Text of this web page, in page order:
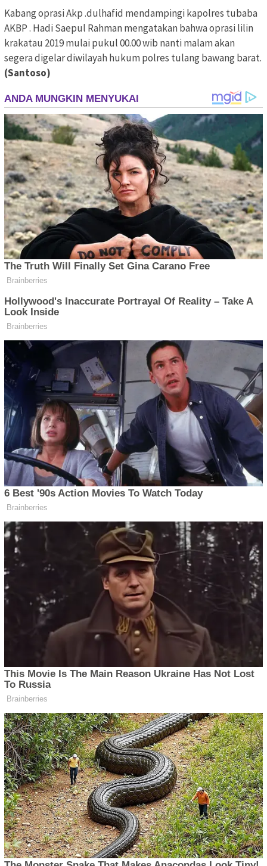
Kabang oprasi Akp .dulhafid mendampingi kapolres tubaba
AKBP . Hadi Saepul Rahman mengatakan bahwa oprasi lilin
krakatau 2019 mulai pukul 00.00 wib nanti malam akan
segera digelar diwilayah hukum polres tulang bawang barat.
(Santoso)